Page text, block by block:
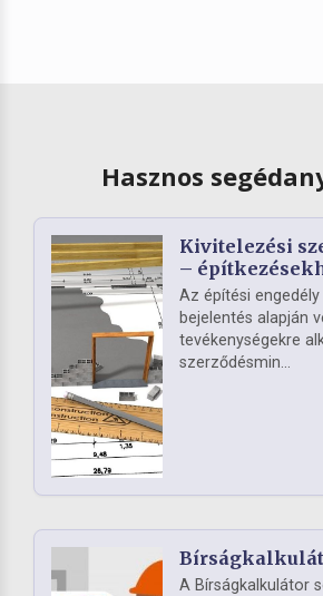
Hasznos
Kivitelezési
–
Az építési
bejelentés alapján
tevékenységekre
szerződésmin...
A Bírságkalkulátor